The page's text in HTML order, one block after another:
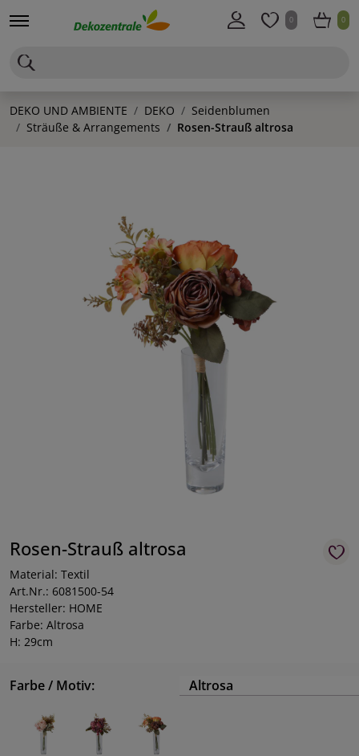
0 0
DEKO UND AMBIENTE DEKO
Seidenblumen
Sträuße & Arrangements
Rosen-Strauß altrosa
Rosen-Strauß altrosa
Material: Textil
Art.Nr.: 6081500-54
Hersteller: HOME
Farbe: Altrosa
H: 29cm
Farbe / Motiv: Altrosa